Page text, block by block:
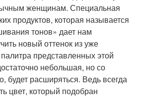
женщинам. Специальная
продуктов, которая называется
тонов» дает нам
новый оттенок из уже
представленных этой
небольшая, но со
будет расширяться. Ведь всегда
цвет, который подобран